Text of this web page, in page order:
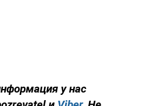
у нас